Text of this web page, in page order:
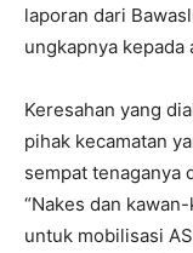
laporan dari
ungkapnya kepada
Keresahan yang
pihak kecamatan
sempat tenaganya
“Nakes dan
untuk mobilisasi